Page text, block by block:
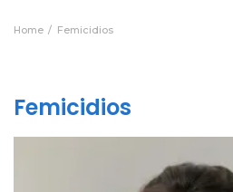
Home Femicidios
Femicidios